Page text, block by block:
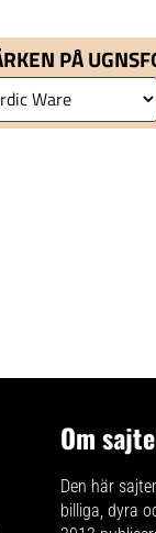
PÅ
Om
Den här
billiga, dyra